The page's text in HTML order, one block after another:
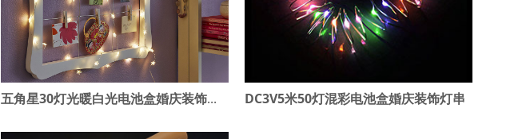
五角星30灯光暖白光电池盒婚庆装饰灯串 DC3V5米50灯混彩电池盒婚庆装饰灯串